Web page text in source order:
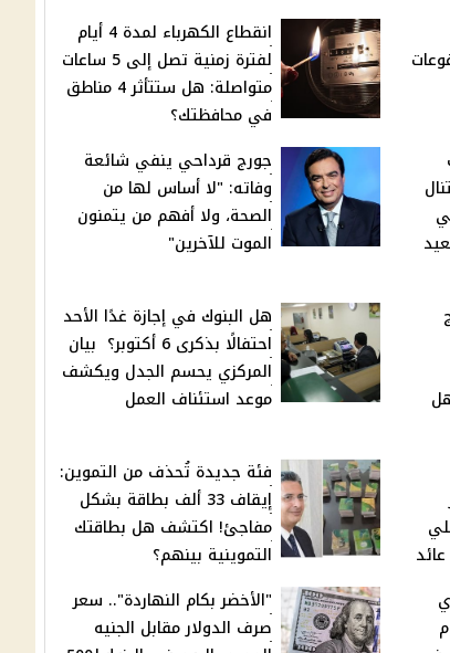
انقطاع الكهرباء لمدة 4 أيام
لفترة زمنية تصل إلى 5 ساعات
متواصلة: هل ستتأثر 4 مناطق
في محافظتك؟
جورج قرداحي ينفي شائعة
وفاته: "لا أساس لها من
الصحة، ولا أفهم من يتمنون
الموت للآخرين"
هل البنوك في إجازة غدًا الأحد
احتفالًا بذكرى 6 أكتوبر؟ بيان
المركزي يحسم الجدل ويكشف
موعد استئناف العمل
فئة جديدة تُحذف من التموين:
إيقاف 33 ألف بطاقة بشكل
مفاجئ! اكتشف هل بطاقتك
التموينية بينهم؟
"الأخضر بكام النهاردة".. سعر
صرف الدولار مقابل الجنيه